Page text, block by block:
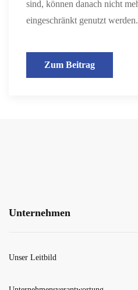
sind, können danach nicht
eingeschränkt genutzt werden.
Zum Beitrag
Unternehmen
Unser Leitbild